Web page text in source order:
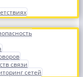
связи
сетей